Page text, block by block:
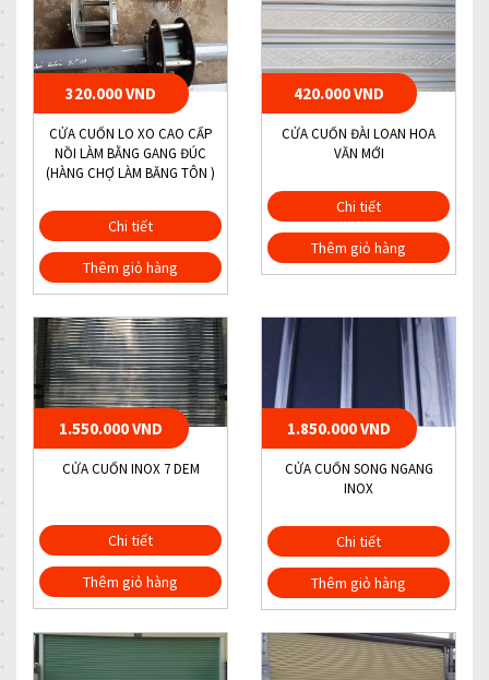
320.000 VND
CỬA CUỐN LO XO CAO CẤP
NỒI LÀM BẰNG GANG ĐÚC
(HÀNG CHỢ LÀM BĂNG TÔN )
Chi tiết
Thêm giỏ hàng
420.000 VND
CỬA CUỐN ĐÀI LOAN HOA
VĂN MỚI
Chi tiết
Thêm giỏ hàng
1.550.000 VND
CỬA CUỐN INOX 7 DEM
Chi tiết
Thêm giỏ hàng
1.850.000 VND
CỬA CUỐN SONG NGANG
INOX
Chi tiết
Thêm giỏ hàng